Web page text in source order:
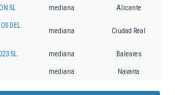
SL mediana Alicante
DEL
mediana Ciudad Real
SL. mediana Baleares
mediana Navarra